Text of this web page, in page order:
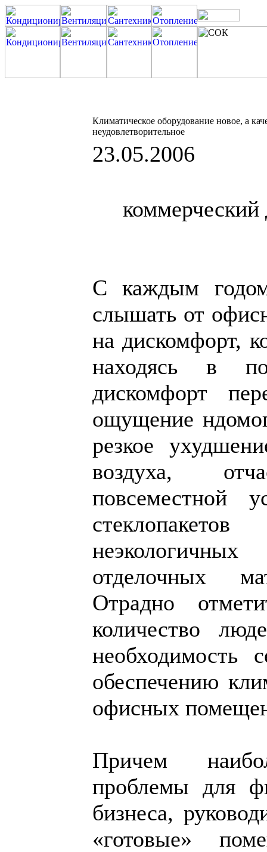
Климатическое оборудование новое, а
неудовлетворительное
23.05.2006
С каждым
слышать от
на дискомфорт,
находясь в
дискомфорт
ощущение
резкое
воздуха,
повсеместной
отделочных
Отрадно
количество
необходимость
обеспечению
офисных
Причем
проблемы для
бизнеса,
«готовые»